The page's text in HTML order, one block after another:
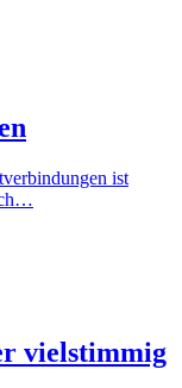
ist
vielstimmig